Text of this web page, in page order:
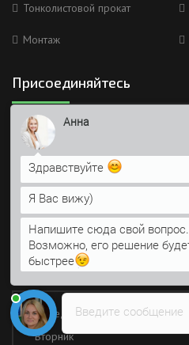
Тонколистовой прокат
Монтаж
Присоединяйтесь
Мы в социальных сетях
Время работы
Работаем без обеда и выходных
Понедельник
Вторник
Введите сообщение
Анна
Здравствуйте
Я Вас вижу)
Напишите сюда свой вопрос.
Возможно, его решение
быстрее